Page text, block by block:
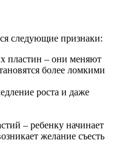
следующие признаки:
пластин – они меняют
более ломкими
роста и даже
– ребенку начинает
желание съесть